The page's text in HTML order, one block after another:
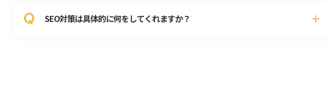
Q SEO対策は具体的に何をしてくれますか？